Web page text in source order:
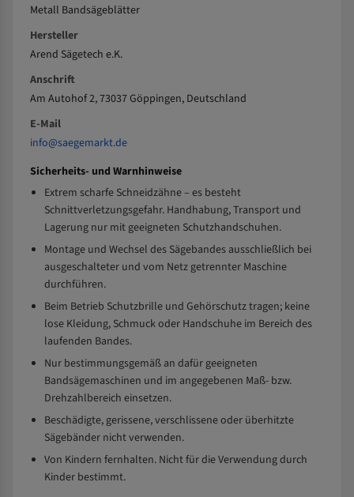
Metall Bandsägeblätter
Hersteller
Arend Sägetech e.K.
Anschrift
Am Autohof 2, 73037 Göppingen, Deutschland
E-Mail
info@saegemarkt.de
Sicherheits- und Warnhinweise
Extrem scharfe Schneidzähne – es besteht
Schnittverletzungsgefahr. Handhabung, Transport und
Lagerung nur mit geeigneten Schutzhandschuhen.
Montage und Wechsel des Sägebandes ausschließlich bei
ausgeschalteter und vom Netz getrennter Maschine
durchführen.
Beim Betrieb Schutzbrille und Gehörschutz tragen; keine
lose Kleidung, Schmuck oder Handschuhe im Bereich des
laufenden Bandes.
Nur bestimmungsgemäß an dafür geeigneten
Bandsägemaschinen und im angegebenen Maß- bzw.
Drehzahlbereich einsetzen.
Beschädigte, gerissene, verschlissene oder überhitzte
Sägebänder nicht verwenden.
Von Kindern fernhalten. Nicht für die Verwendung durch
Kinder bestimmt.